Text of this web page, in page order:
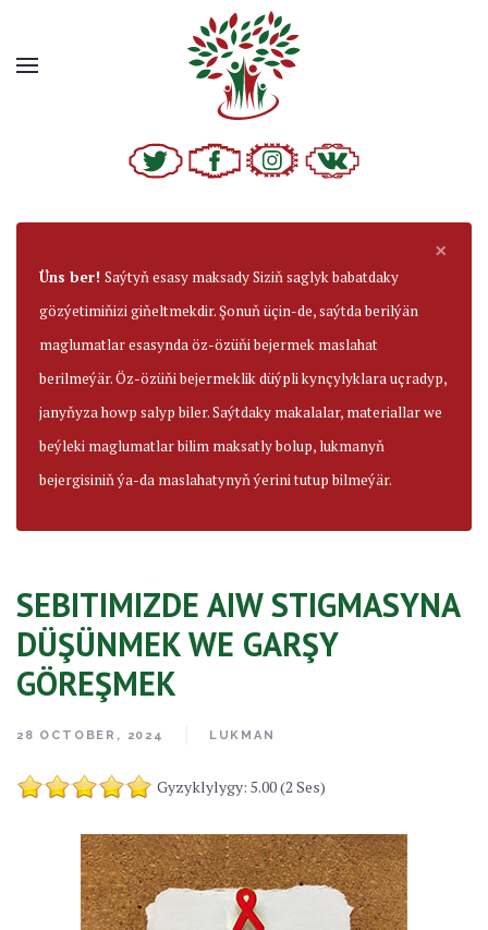
×
Üns ber! Saýtyň esasy maksady Siziň saglyk babatdaky
gözýetimiňizi giňeltmekdir. Şonuň üçin-de, saýtda berilýän
maglumatlar esasynda öz-özüňi bejermek maslahat
berilmeýär. Öz-özüňi bejermeklik düýpli kynçylyklara uçradyp,
janyňyza howp salyp biler. Saýtdaky makalalar, materiallar we
beýleki maglumatlar bilim maksatly bolup, lukmanyň
bejergisiniň ýa-da maslahatynyň ýerini tutup bilmeýär.
SEBITIMIZDE AIW STIGMASYNA
DÜŞÜNMEK WE GARŞY
GÖREŞMEK
28 OCTOBER, 2024 LUKMAN
Gyzyklylygy: 5.00 (2 Ses)